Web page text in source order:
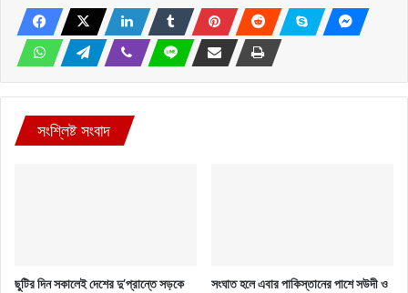
সংশ্লিষ্ট সংবাদ
ছুটির দিন সকালেই দেশের দু’প্রান্তে সড়কে সংঘাত হলে এবার পাকিস্তানের পাশে সউদী ও